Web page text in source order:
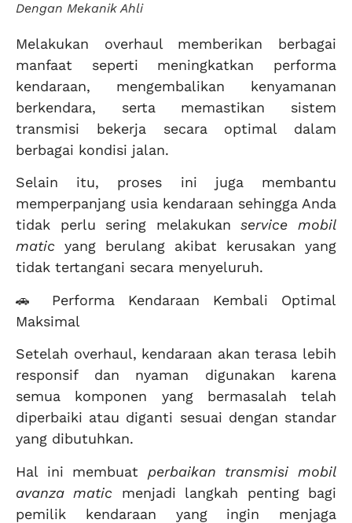
Dengan Mekanik Ahli
Melakukan overhaul memberikan berbagai
manfaat seperti meningkatkan performa
kendaraan, mengembalikan kenyamanan
berkendara, serta memastikan sistem
transmisi bekerja secara optimal dalam
berbagai kondisi jalan.
Selain itu, proses ini juga membantu
memperpanjang usia kendaraan sehingga Anda
tidak perlu sering melakukanservice mobil
matic yang berulang akibat kerusakan yang
tidak tertangani secara menyeluruh.
🚗 Performa Kendaraan Kembali Optimal
Maksimal
Setelah overhaul, kendaraan akan terasa lebih
responsif dan nyaman digunakan karena
semua komponen yang bermasalah telah
diperbaiki atau diganti sesuai dengan standar
yang dibutuhkan.
Hal ini membuat perbaikan transmisi mobil
avanza matic menjadi langkah penting bagi
pemilik kendaraan yang ingin menjaga